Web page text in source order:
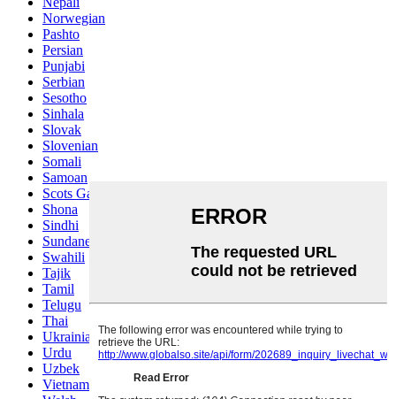
Norwegian
Pashto
Persian
Punjabi
Serbian
Sesotho
Sinhala
Slovak
Slovenian
Somali
Samoan
Scots Gaelic
Shona
Sindhi
Sundanese
Swahili
Tajik
Tamil
Telugu
Thai
Ukrainian
Urdu
Uzbek
Vietnamese